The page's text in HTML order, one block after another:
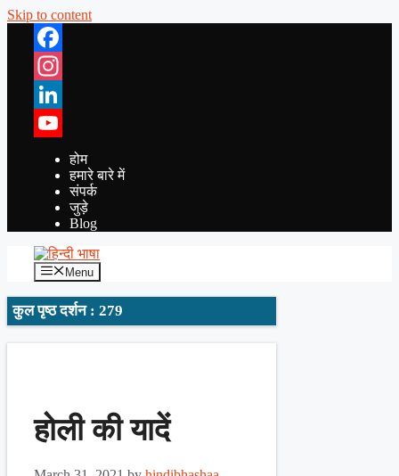
Skip to content
Facebook
Instagram
LinkedIn
YouTube
होम
हमारे बारे में
संपर्क
जुड़े
Blog
Menu
कुल पृष्ठ दर्शन : 279
होली की यादें